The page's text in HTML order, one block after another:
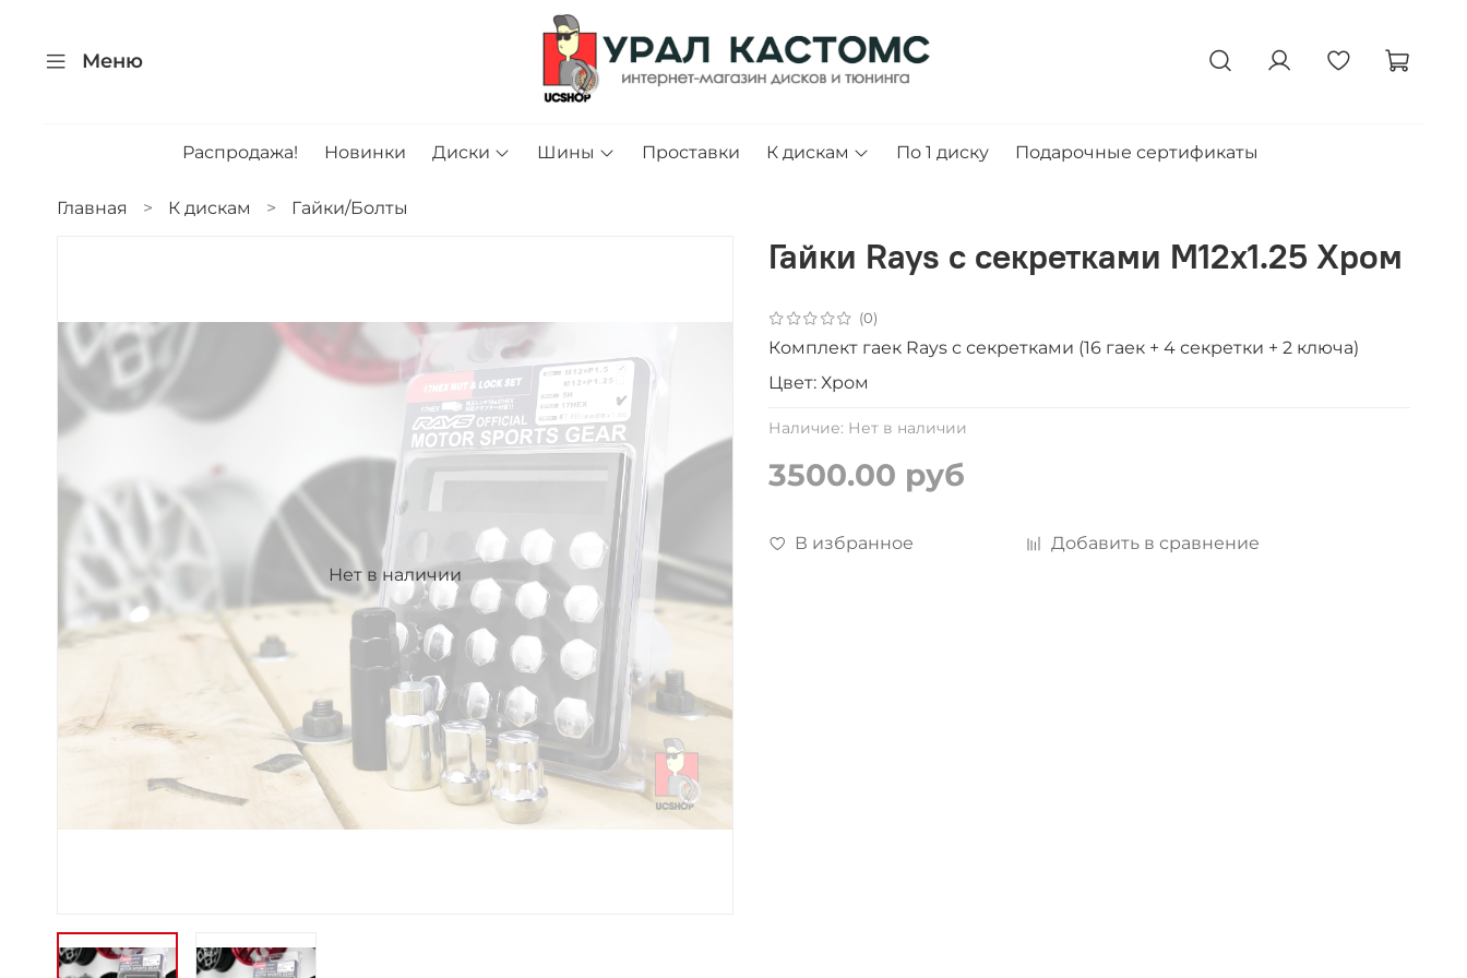
Меню
Распродажа! Новинки Диски Шины Проставки К дискам По 1 диску Подарочные сертификаты
Главная К дискам Гайки/Болты
Нет в наличии
(0)
Наличие: Нет в наличии
Гайки Rays с секретками M12x1.25 Хром
3500.00 руб
В избранное Добавить в сравнение
Комплект гаек Rays с секретками (16 гаек + 4 секретки + 2 ключа)
Цвет: Хром